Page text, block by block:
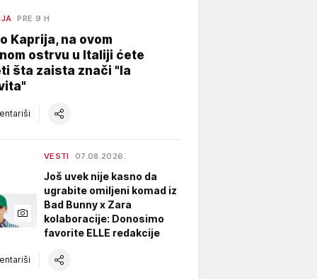
PRE 9 H
Kaprija, na ovom
ostrvu u Italiji ćete
šta zaista znači "la
VESTI 07.08.2026.
Još uvek nije kasno da
ugrabite omiljeni komad iz
Bad Bunny x Zara
kolaboracije: Donosimo
favorite ELLE redakcije